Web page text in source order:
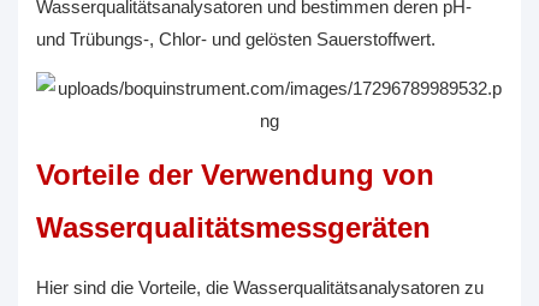
Wasserqualitätsanalysatoren und bestimmen deren pH-
und Trübungs-, Chlor- und gelösten Sauerstoffwert.
Vorteile der Verwendung von
Wasserqualitätsmessgeräten
Hier sind die Vorteile, die Wasserqualitätsanalysatoren zu